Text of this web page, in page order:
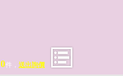
0件， 送出詢價